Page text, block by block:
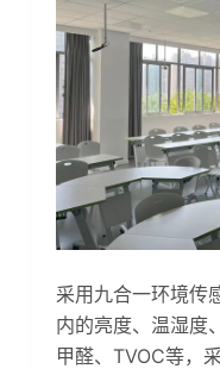
采用九合一环境传
内的亮度、温湿度
甲醛、TVOC等，